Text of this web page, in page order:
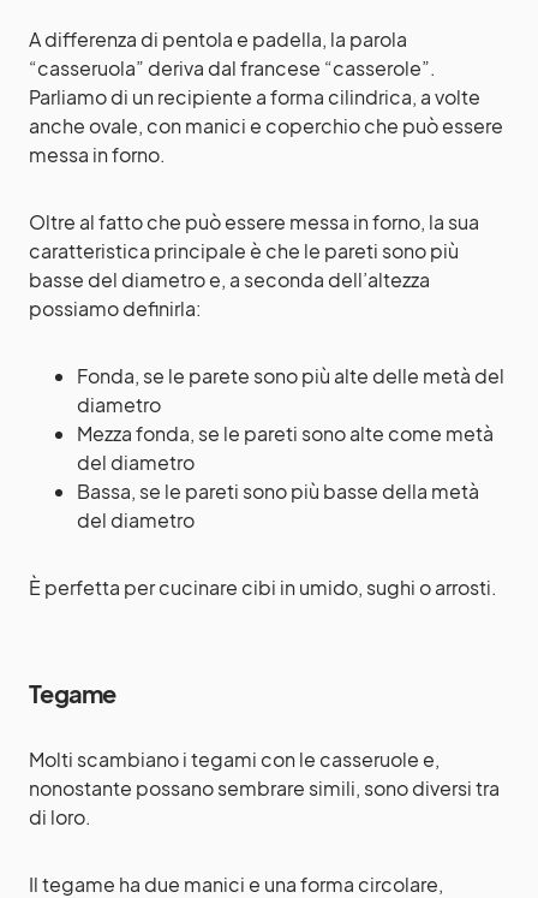
A differenza di pentola e padella, la parola
“casseruola” deriva dal francese “casserole”.
Parliamo di un recipiente a forma cilindrica, a volte
anche ovale, con manici e coperchio che può essere
messa in forno.
Oltre al fatto che può essere messa in forno, la sua
caratteristica principale è che le pareti sono più
basse del diametro e, a seconda dell’altezza
possiamo definirla:
Fonda, se le parete sono più alte delle metà del
diametro
Mezza fonda, se le pareti sono alte come metà
del diametro
Bassa, se le pareti sono più basse della metà
del diametro
È perfetta per cucinare cibi in umido, sughi o arrosti.
Tegame
Molti scambiano i tegami con le casseruole e,
nonostante possano sembrare simili, sono diversi tra
di loro.
Il tegame ha due manici e una forma circolare,